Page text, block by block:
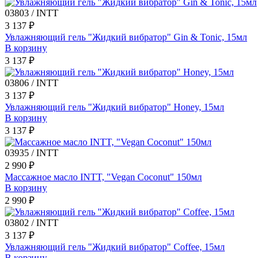
03803 / INTT
3 137 ₽
Увлажняющий гель "Жидкий вибратор" Gin & Tonic, 15мл
В корзину
3 137 ₽
03806 / INTT
3 137 ₽
Увлажняющий гель "Жидкий вибратор" Honey, 15мл
В корзину
3 137 ₽
03935 / INTT
2 990 ₽
Массажное масло INTT, "Vegan Coconut" 150мл
В корзину
2 990 ₽
03802 / INTT
3 137 ₽
Увлажняющий гель "Жидкий вибратор" Coffee, 15мл